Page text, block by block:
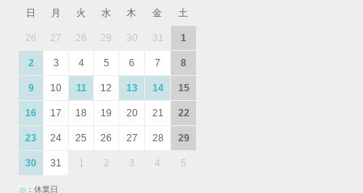
日
月 火 水 木 金 土
26 27 28 29 30 31 1
2 3 4 5 6 7 8
9 10 11 12 13 14 15
16 17 18 19 20 21 22
23 24 25 26 27 28 29
30 31 1 2 3 4 5
：休業日